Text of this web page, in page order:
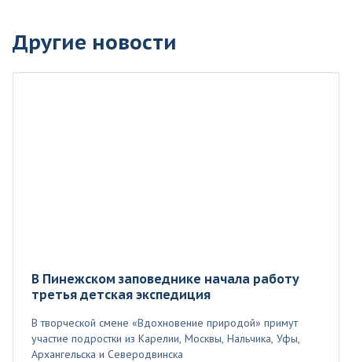
Другие новости
В Пинежском заповеднике начала работу
третья детская экспедиция
В творческой смене «Вдохновение природой» примут
участие подростки из Карелии, Москвы, Нальчика, Уфы,
Архангельска и Северодвинска